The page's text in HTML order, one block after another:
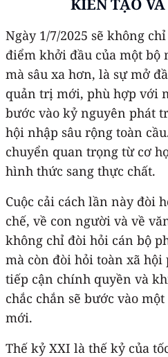
KIẾN TẠO
Ngày 1/7/2025 sẽ không
điểm khởi đầu của một bộ
mà sâu xa hơn, là sự mở
quản trị mới, phù hợp với
bước vào kỷ nguyên phát
hội nhập sâu rộng toàn
chuyển quan trọng từ cơ
hình thức sang thực chất.
Cuộc cải cách lần này đòi
chế, về con người và về
không chỉ đòi hỏi cán bộ
mà còn đòi hỏi toàn xã
tiếp cận chính quyền và
chắc chắn sẽ bước vào
mới.
Thế kỷ XXI là thế kỷ của